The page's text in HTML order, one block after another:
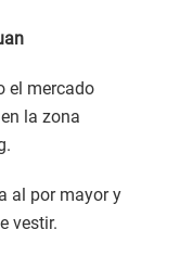
el mercado
la zona
al por mayor y
vestir.